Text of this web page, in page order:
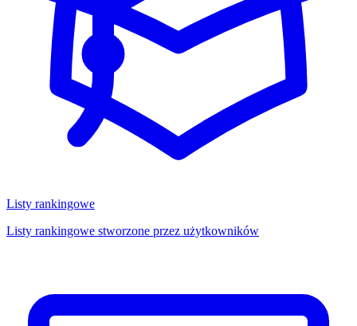
Listy rankingowe
Listy rankingowe stworzone przez użytkowników